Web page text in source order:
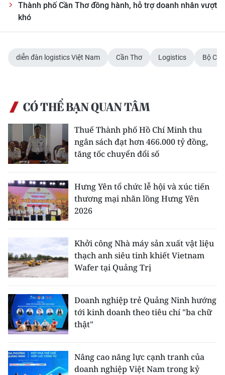
Thành phố Cần Thơ đồng hành, hỗ trợ doanh nhân vượt
khó
diễn đàn logistics Việt Nam Cần Thơ Logistics Bộ
CÓ THỂ BẠN QUAN TÂM
Thuế Thành phố Hồ Chí Minh thu
ngân sách đạt hơn 466.000 tỷ đồng,
tăng tốc chuyển đổi số
Hưng Yên tổ chức lễ hội và xúc tiến
thương mại nhãn lồng Hưng Yên
2026
Khởi công Nhà máy sản xuất vật liệu
thạch anh siêu tinh khiết Vietnam
Wafer tại Quảng Trị
Doanh nghiệp trẻ Quảng Ninh hướng
tới kinh doanh theo tiêu chí "ba chữ
thật"
Nâng cao năng lực cạnh tranh của
doanh nghiệp Việt Nam trong kỷ